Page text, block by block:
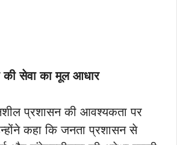
की सेवा का मूल आधार
प्रशासन की आवश्यकता पर
कहा कि जनता प्रशासन से